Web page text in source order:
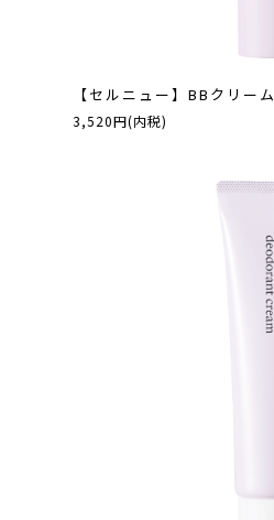
【セルニュー】BBクリーム
3,520円(内税)